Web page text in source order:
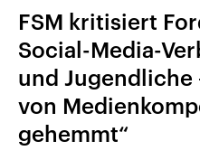
FSM kritisiert
Social-Media-
und Jugendliche
von
gehemmt“